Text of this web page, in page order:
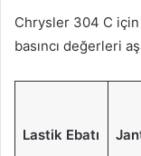
Chrysler 304 C
basıncı değerleri
Lastik Ebatı